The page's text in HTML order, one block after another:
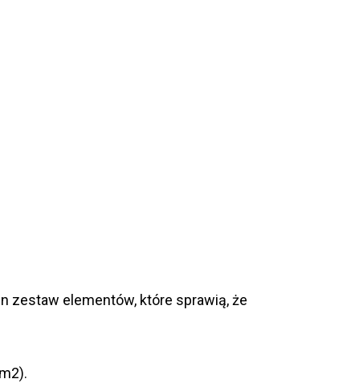
zestaw elementów, które sprawią, że